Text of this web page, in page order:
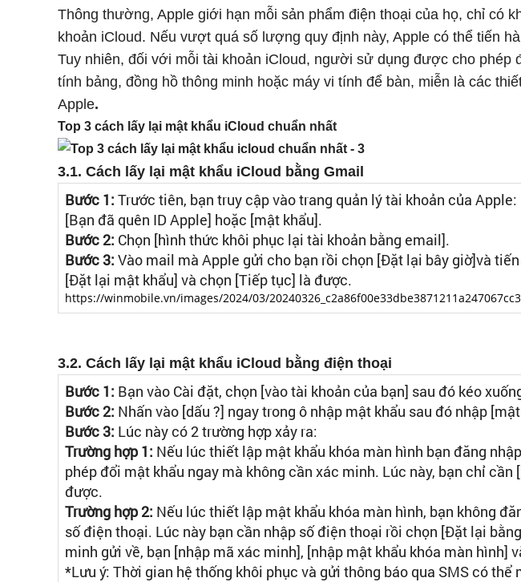
Thông thường, Apple giới hạn mỗi sản phẩm điện thoại của họ, chỉ có
khoản iCloud. Nếu vượt quá số lượng quy định này, Apple có thể tiến
Tuy nhiên, đối với mỗi tài khoản iCloud, người sử dụng được cho phép
tính bảng, đồng hồ thông minh hoặc máy vi tính để bàn, miễn là các
Apple.
Top 3 cách lấy lại mật khẩu iCloud chuẩn nhất
3.1. Cách lấy lại mật khẩu iCloud bằng Gmail
Bước 1: Trước tiên, bạn truy cập vào trang quản lý tài khoản của
[Bạn đã quên ID Apple] hoặc [mật khẩu].
Bước 2: Chọn [hình thức khôi phục lại tài khoản bằng email].
Bước 3: Vào mail mà Apple gửi cho bạn rồi chọn [Đặt lại bây giờ]và
[Đặt lại mật khẩu] và chọn [Tiếp tục] là được.
https://winmobile.vn/images/2024/03/
3.2. Cách lấy lại mật khẩu iCloud bằng điện thoại
Bước 1: Bạn vào Cài đặt, chọn [vào tài khoản của bạn] sau đó kéo
Bước 2: Nhấn vào [dấu ?] ngay trong ô nhập mật khẩu sau đó nhập
Bước 3: Lúc này có 2 trường hợp xảy ra:
Trường hợp 1: Nếu lúc thiết lập mật khẩu khóa màn hình bạn đăng
phép đổi mật khẩu ngay mà không cần xác minh. Lúc này, bạn chỉ cần
được.
Trường hợp 2: Nếu lúc thiết lập mật khẩu khóa màn hình, bạn không
số điện thoại. Lúc này bạn cần nhập số điện thoại rồi chọn [Đặt lại
minh gửi về, bạn [nhập mã xác minh], [nhập mật khẩu khóa màn hình]
*Lưu ý: Thời gian hệ thống khôi phục và gửi thông báo qua SMS có thể